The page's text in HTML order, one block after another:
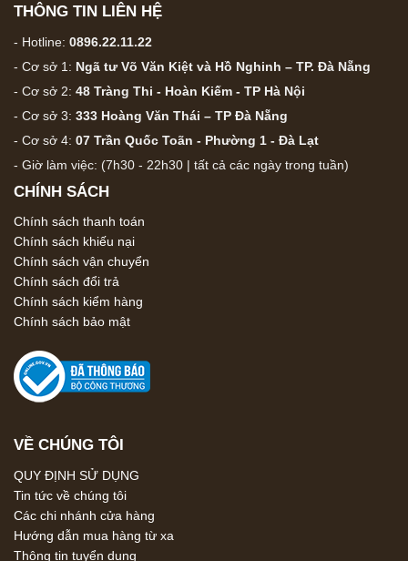
THÔNG TIN LIÊN HỆ
- Hotline: 0896.22.11.22
- Cơ sở 1: Ngã tư Võ Văn Kiệt và Hồ Nghinh – TP. Đà Nẵng
- Cơ sở 2: 48 Tràng Thi - Hoàn Kiếm - TP Hà Nội
- Cơ sở 3: 333 Hoàng Văn Thái – TP Đà Nẵng
- Cơ sở 4: 07 Trần Quốc Toãn - Phường 1 - Đà Lạt
- Giờ làm việc: (7h30 - 22h30 | tất cả các ngày trong tuần)
CHÍNH SÁCH
Chính sách thanh toán
Chính sách khiếu nại
Chính sách vận chuyển
Chính sách đổi trả
Chính sách kiểm hàng
Chính sách bảo mật
VỀ CHÚNG TÔI
QUY ĐỊNH SỬ DỤNG
Tin tức về chúng tôi
Các chi nhánh cửa hàng
Hướng dẫn mua hàng từ xa
Thông tin tuyển dụng